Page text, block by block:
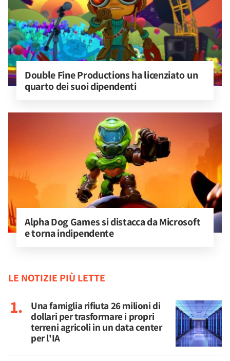
Double Fine Productions ha licenziato un
quarto dei suoi dipendenti
Alpha Dog Games si distacca da Microsoft
e torna indipendente
LE NOTIZIE PIÙ LETTE
Una famiglia rifiuta 26 milioni di
dollari per trasformare i propri
terreni agricoli in un data center
per l'IA